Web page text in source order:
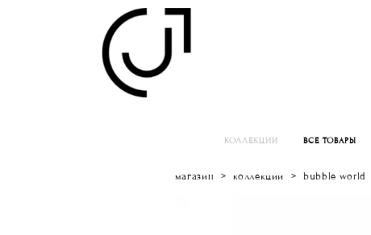
КОЛЛЕКЦИИ ВСЕ ТОВАРЫ
магазин > коллекции > bubble world